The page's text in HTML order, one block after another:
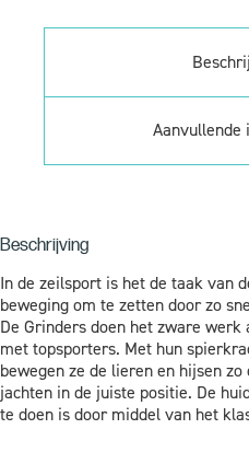
Aanvullende
Beschrijving
In de zeilsport is het de taak van
beweging om te zetten door zo
De Grinders doen het zware
met topsporters. Met hun
bewegen ze de lieren en hijsen
jachten in de juiste positie. De
te doen is door middel van het